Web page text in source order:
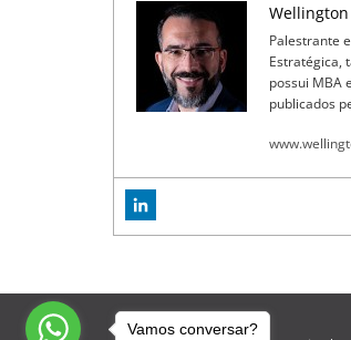
Palestrante
Estratégica,
possui MBA
publicados
Vamos conversar?